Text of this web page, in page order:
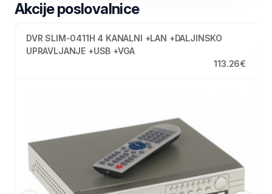
Akcije poslovalnice
KAMERA DP-955A/IRD 420TVL 9-22mm 48.77€